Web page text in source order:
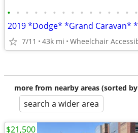
• • • • • • • • • • • • • • •
7/11 43k mi Wheelchair
more from nearby areas (sorted
search a wider area
$21,500